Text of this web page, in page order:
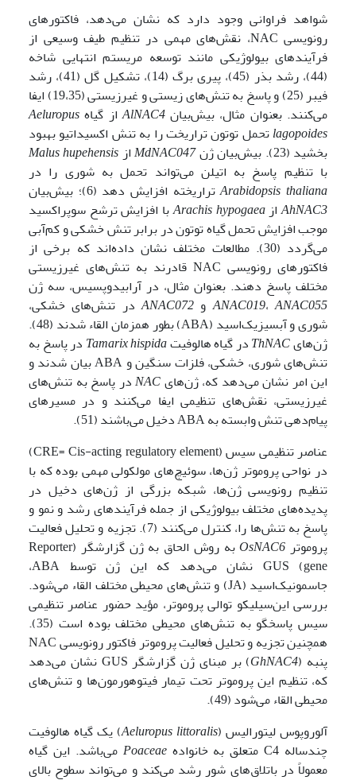
شواهد فراوانی وجود دارد که نشان می‌دهد، فاکتورهای
رونویسی NAC، نقش‌های مهمی در تنظیم طیف وسیعی از
فرآیندهای بیولوژیکی مانند توسعه مریستم انتهایی شاخه
(44)، رشد بذر (45)، پیری برگ (14)، تشکیل گل (41)، رشد
فیبر (25) و پاسخ به تنش‌های زیستی و غیرزیستی (19،35) ایفا
می‌کنند. بعنوان مثال، بیش‌بیانAlNAC4از گیاه Aeluropus
lagopoidesتحمل توتون تراریخت را به تنش اکسیداتیو بهبود
بخشید (23). بیش‌بیان ژن
MdNAC047از Malus hupehensis
با تنظیم پاسخ به اتیلن می‌تواند تحمل به شوری را در
Arabidopsis thalianaتراریخته افزایش دهد (6)؛ بیش‌بیان
AhNAC3ازArachis hypogaeaبا افزایش ترشح سوپراکسید
موجب افزایش تحمل گیاه توتون در برابر تنش خشکی و کم‌آبی
می‌گردد (30). مطالعات مختلف نشان داده‌اند که برخی از
فاکتورهای رونویسی NAC قادرند به تنش‌های غیرزیستی
مختلف پاسخ دهند. بعنوان مثال، در آرابیدوپسیس، سه ژن
ANAC019،ANAC055 و ANAC072در تنش‌های خشکی،
شوری و آبسیزیک‌اسید (ABA) بطور همزمان القاء شدند (48).
ژن‌هایThNACدر گیاه هالوفیتTamarix hispida در پاسخ به
تنش‌های شوری، خشکی، فلزات سنگین و ABA بیان شدند و
این امر نشان می‌دهد که، ژن‌هایNACدر پاسخ به تنش‌های
غیرزیستی، نقش‌های تنظیمی ایفا می‌کنند و در مسیرهای
پیام‌دهی تنش وابسته به ABA دخیل می‌باشند (51).
عناصر تنظیمی سیس (CRE= Cis-acting regulatory element)
در نواحی پروموتر ژن‌ها، سوئیچ‌های مولکولی مهمی بوده که با
تنظیم رونویسی ژن‌ها، شبکه بزرگی از ژن‌های دخیل در
پدیده‌های مختلف بیولوژیکی از جمله فرآیندهای رشد و نمو و
پاسخ به تنش‌ها را، کنترل می‌کنند (7). تجزیه و تحلیل فعالیت
پروموتر OsNAC6
به روش الحاق به ژن گزارشگر (Reporter
gene) GUS نشان می‌دهد که این ژن توسط ABA،
جاسمونیک‌اسید (JA) و تنش‌های محیطی مختلف القاء می‌شود.
بررسی این‌سیلیکو توالی پروموتر، مؤید حضور عناصر تنظیمی
سیس پاسخگو به تنش‌های محیطی مختلف بوده است (35).
همچنین تجزیه و تحلیل فعالیت پروموتر فاکتور رونویسی NAC
پنبه (GhNAC4
) بر مبنای ژن گزارشگر GUS نشان می‌دهد
که، تنظیم این پروموتر تحت تیمار فیتوهورمون‌ها و تنش‌های
محیطی القاء می‌شود (49).
آلوروپوس لیتورالیس (
Aeluropus littoralis
) یک گیاه هالوفیت
چندساله C4 متعلق به خانواده
Poaceae می‌باشد. این گیاه
معمولاً در باتلاق‌های شور رشد می‌کند و می‌تواند سطوح بالای